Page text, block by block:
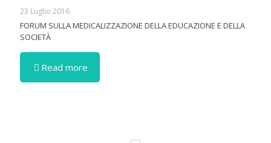
23 Luglio 2016
FORUM SULLA MEDICALIZZAZIONE DELLA EDUCAZIONE E DELLA
SOCIETÀ
Read more